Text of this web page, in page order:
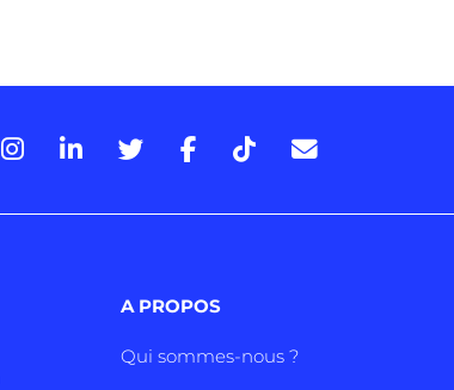
A PROPOS
Qui sommes-nous ?